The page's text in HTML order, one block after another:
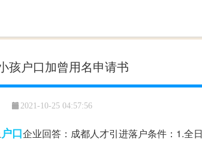
孩户口加曾用名申请书
2021-10-25 04:57:56
户口企业回答：成都人才引进落户条件：1.全